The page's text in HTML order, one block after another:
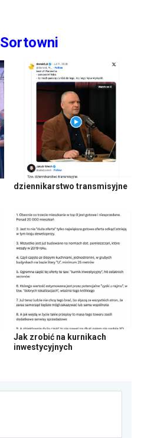
Sortowni
dziennikarstwo transmisyjne
Jak zrobić na kurnikach
inwestycyjnych